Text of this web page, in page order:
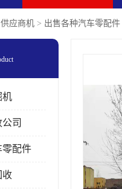
供应商机 > 出售各种汽车零配件
机
司
零配件
收